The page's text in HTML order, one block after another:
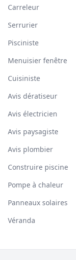
Carreleur
Serrurier
Pisciniste
Menuisier fenêtre
Cuisiniste
Avis dératiseur
Avis électricien
Avis paysagiste
Avis plombier
Construire piscine
Pompe à chaleur
Panneaux solaires
Véranda